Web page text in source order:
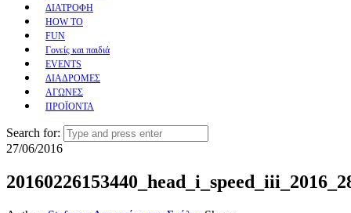
ΔΙΑΤΡΟΦΗ
HOW TO
FUN
Γονείς και παιδιά
EVENTS
ΔΙΑΔΡΟΜΕΣ
ΑΓΩΝΕΣ
ΠΡΟΪΟΝΤΑ
Search for:
27/06/2016